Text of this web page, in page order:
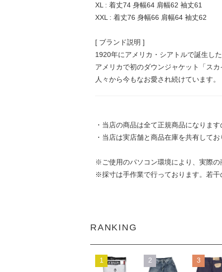
XL : 着丈74 身幅64 肩幅62 袖丈61
XXL : 着丈76 身幅66 肩幅64 袖丈62
[ ブランド説明 ]
1920年にアメリカ・シアトルで誕生し
アメリカで初のダウンジャケット「ス
人々から今もなお愛され続けています。
・当店の商品は全て正規商品になりま
・当店は実店舗と商品在庫を共有して
※ご使用のパソコン環境により、実際
※採寸は手作業で行っております。若
RANKING
1 2 3